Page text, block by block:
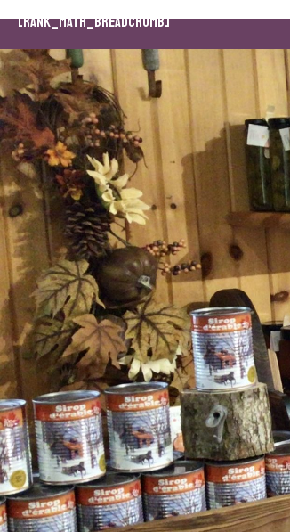
[rank_math_breadcrumb]